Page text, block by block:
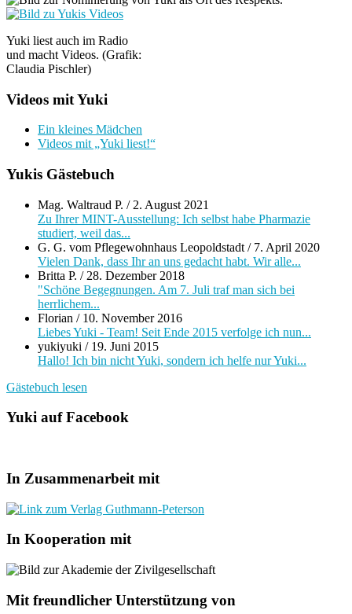
Yuki liest auch im Radio
und macht Videos. (Grafik:
Claudia Pischler)
Videos mit Yuki
Ein kleines Mädchen
Videos mit „Yuki liest!“
Yukis Gästebuch
Mag. Waltraud P. / 2. August 2021
Zu Ihrer MINT-Ausstellung: Ich selbst habe Pharmazie
studiert, weil das...
G. G. vom Pflegewohnhaus Leopoldstadt / 7. April 2020
Vielen Dank, dass Ihr an uns gedacht habt. Wir alle...
Britta P. / 28. Dezember 2018
"Schöne Begegnungen. Am 7. Juli traf man sich bei
herrlichem...
Florian / 10. November 2016
Liebes Yuki - Team! Seit Ende 2015 verfolge ich nun...
yukiyuki / 19. Juni 2015
Hallo! Ich bin nicht Yuki, sondern ich helfe nur Yuki...
Gästebuch lesen
Yuki auf Facebook
In Zusammenarbeit mit
In Kooperation mit
Mit freundlicher Unterstützung von